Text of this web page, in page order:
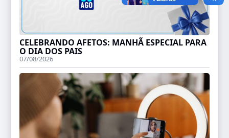
CELEBRANDO AFETOS: MANHÃ ESPECIAL PARA
O DIA DOS PAIS
07/08/2026